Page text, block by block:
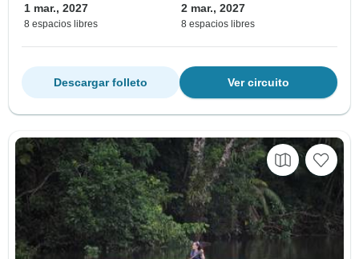
1 mar., 2027
8 espacios libres
2 mar., 2027
8 espacios libres
Ver circuito
Descargar folleto